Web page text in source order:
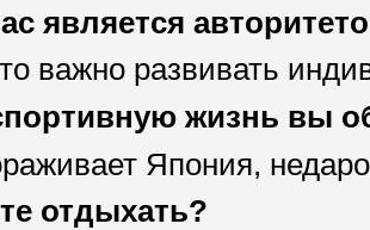
является
важно развивать
жизнь вы
Япония,
отдыхать?